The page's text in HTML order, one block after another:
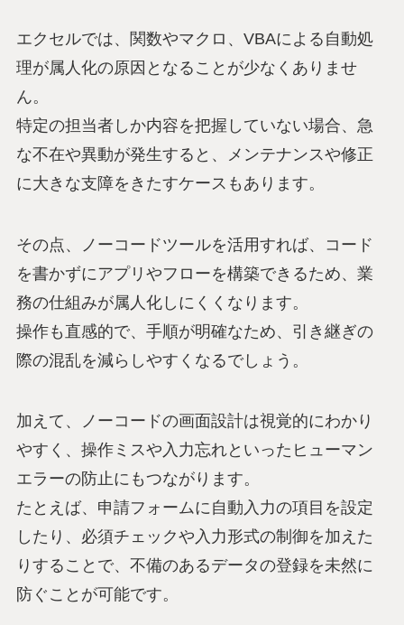
エクセルでは、関数やマクロ、VBAによる自動処
理が属人化の原因となることが少なくありませ
ん。
特定の担当者しか内容を把握していない場合、急
な不在や異動が発生すると、メンテナンスや修正
に大きな支障をきたすケースもあります。
その点、ノーコードツールを活用すれば、コード
を書かずにアプリやフローを構築できるため、業
務の仕組みが属人化しにくくなります。
操作も直感的で、手順が明確なため、引き継ぎの
際の混乱を減らしやすくなるでしょう。
加えて、ノーコードの画面設計は視覚的にわかり
やすく、操作ミスや入力忘れといったヒューマン
エラーの防止にもつながります。
たとえば、申請フォームに自動入力の項目を設定
したり、必須チェックや入力形式の制御を加えた
りすることで、不備のあるデータの登録を未然に
防ぐことが可能です。